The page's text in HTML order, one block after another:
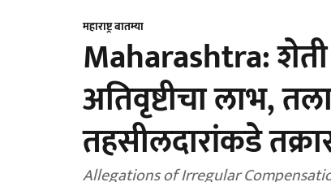
महाराष्ट्र बातम्या
Maharashtra:
अतिवृष्टीचा लाभ,
तहसीलदारांकडे
Allegations of Irregular